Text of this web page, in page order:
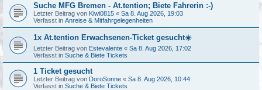
Suche MFG Bremen - At.tention; Biete Fahrerin :-)
Letzter Beitrag von Kiwi0815 « Sa 8. Aug 2026, 19:03
Verfasst in Anreise & Mitfahrgelegenheiten
1x At.tention Erwachsenen-Ticket gesucht☀️
Letzter Beitrag von Estevalente « Sa 8. Aug 2026, 17:02
Verfasst in Suche & Biete Tickets
1 Ticket gesucht
Letzter Beitrag von DoroSonne « Sa 8. Aug 2026, 10:44
Verfasst in Suche & Biete Tickets